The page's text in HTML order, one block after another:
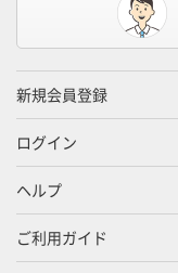
新規会員登録
ログイン
ヘルプ
ご利用ガイド